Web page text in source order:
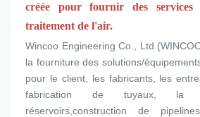
créée pour fournir des services
traitement de l'air.
Wincoo Engineering Co., Ltd
la fourniture des solutions/
pour le client, les fabricants, les
fabrication de tuyaux, la
réservoirs,construction de